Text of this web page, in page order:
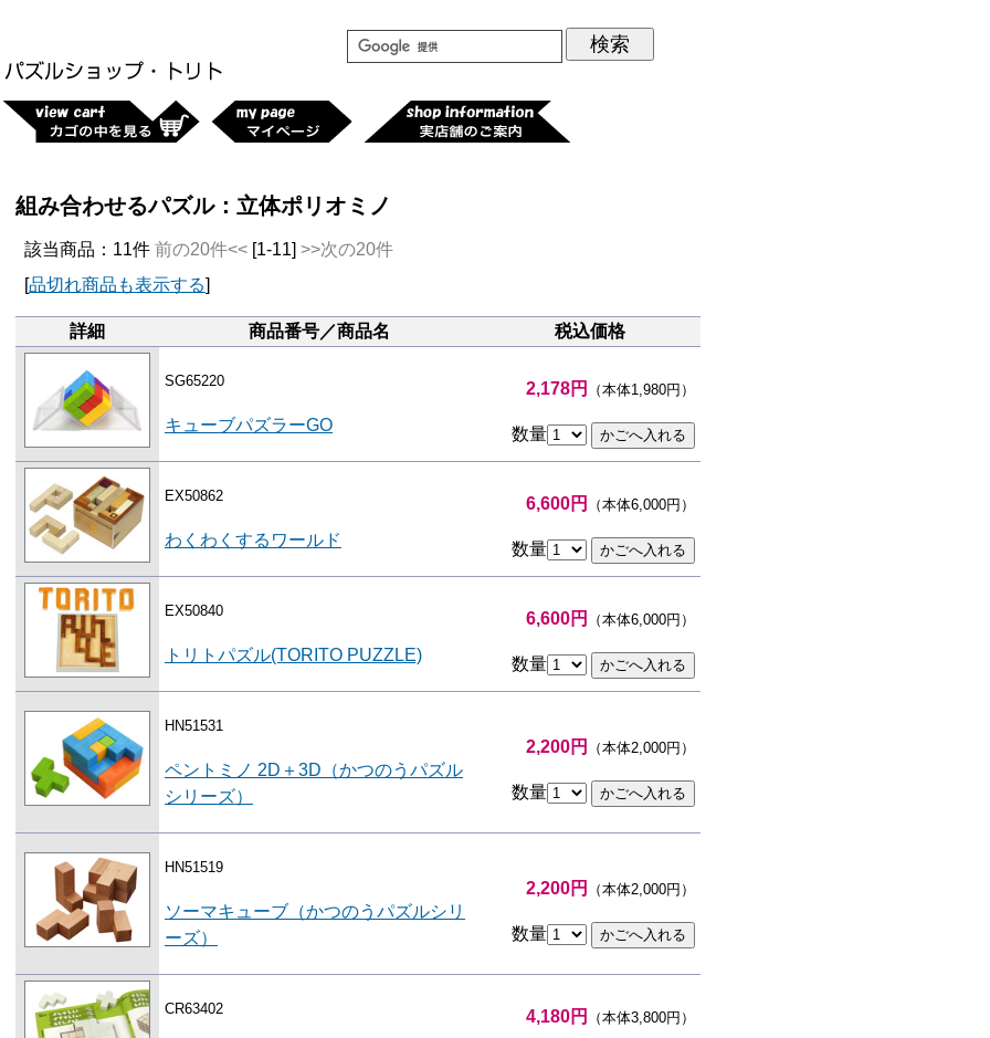
組み合わせるパズル：立体ポリオミノ
該当商品：11件 前の20件<< [1-11] >>次の20件
[品切れ商品も表示する]
詳細 商品番号／商品名 税込価格
SG65220
キューブパズラーGO
2,178円 （本体1,980円）
数量
EX50862
わくわくするワールド
6,600円 （本体6,000円）
数量
EX50840
トリトパズル(TORITO PUZZLE)
6,600円 （本体6,000円）
数量
HN51531
ペントミノ 2D＋3D（かつのうパズル
シリーズ）
2,200円 （本体2,000円）
数量
HN51519
ソーマキューブ（かつのうパズルシリ
ーズ）
2,200円 （本体2,000円）
数量
CR63402 4,180円 （本体3,800円）